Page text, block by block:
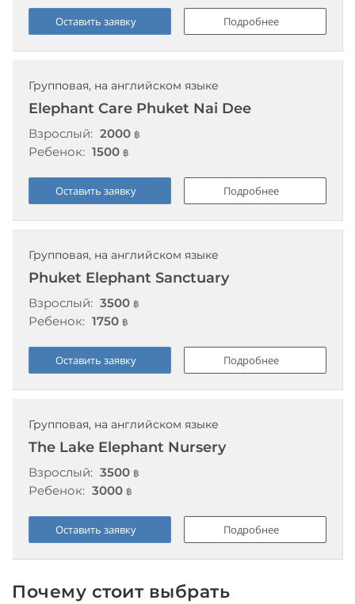
Оставить заявку Подробнее
Групповая, на английском языке
Elephant Care Phuket Nai Dee
Взрослый: 2000 ฿
Ребенок: 1500 ฿
Оставить заявку Подробнее
Групповая, на английском языке
Phuket Elephant Sanctuary
Взрослый: 3500 ฿
Ребенок: 1750 ฿
Оставить заявку Подробнее
Групповая, на английском языке
The Lake Elephant Nursery
Взрослый: 3500 ฿
Ребенок: 3000 ฿
Оставить заявку Подробнее
Почему стоит выбрать